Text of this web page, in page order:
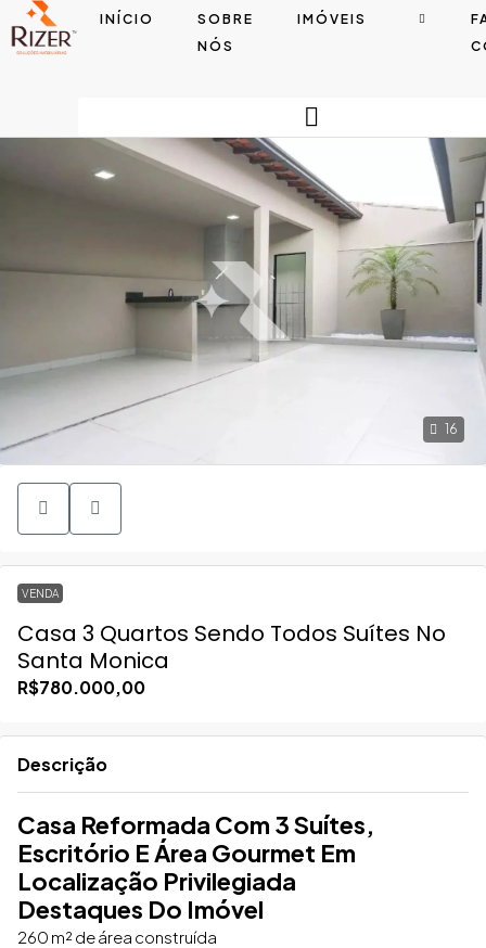
INÍCIO
SOBRE
NÓS
IMÓVEIS
16
VENDA
Casa 3 Quartos Sendo Todos Suítes No
Santa Monica
R$780.000,00
Descrição
Casa Reformada Com 3 Suítes,
Escritório E Área Gourmet Em
Localização Privilegiada
Destaques Do Imóvel
260 m² de área construída